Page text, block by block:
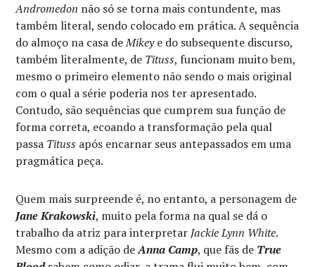
Andromedon não só se torna mais contundente, mas
também literal, sendo colocado em prática. A sequência
do almoço na casa deMikeye do subsequente discurso,
também literalmente, de Tituss, funcionam muito bem,
mesmo o primeiro elemento não sendo o mais original
com o qual a série poderia nos ter apresentado.
Contudo, são sequências que cumprem sua função de
forma correta, ecoando a transformação pela qual
passa Tituss após encarnar seus antepassados em uma
pragmática peça.
Quem mais surpreende é, no entanto, a personagem de
Jane Krakowski, muito pela forma na qual se dá o
trabalho da atriz para interpretar Jackie Lynn White.
Mesmo com a adição deAnna Camp, que fãs de True